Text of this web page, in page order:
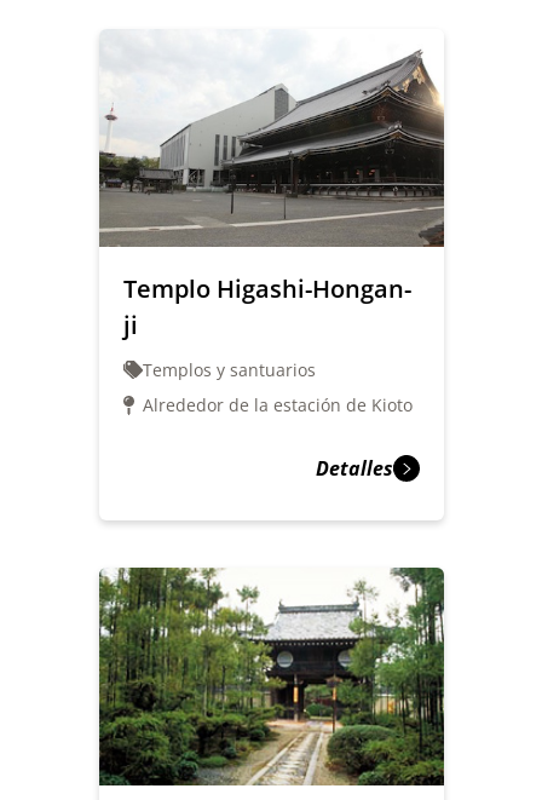
Templo Higashi-Hongan-
ji
Templos y santuarios
Alrededor de la estación de Kioto
Detalles